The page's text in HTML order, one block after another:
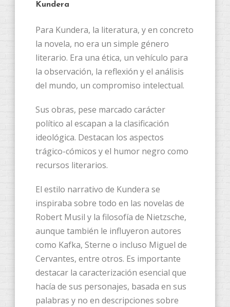
Kundera
Para Kundera, la literatura, y en concreto
la novela, no era un simple género
literario. Era una ética, un vehículo para
la observación, la reflexión y el análisis
del mundo, un compromiso intelectual.
Sus obras, pese marcado carácter
político al escapan a la clasificación
ideológica. Destacan los aspectos
trágico-cómicos y el humor negro como
recursos literarios.
El estilo narrativo de Kundera se
inspiraba sobre todo en las novelas de
Robert Musil y la filosofía de Nietzsche,
aunque también le influyeron autores
como Kafka, Sterne o incluso Miguel de
Cervantes, entre otros. Es importante
destacar la caracterización esencial que
hacía de sus personajes, basada en sus
palabras y no en descripciones sobre